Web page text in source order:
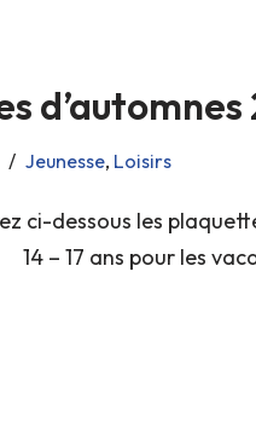
Jeunesse, Loisirs
ci-dessous les
14 – 17 ans pour les